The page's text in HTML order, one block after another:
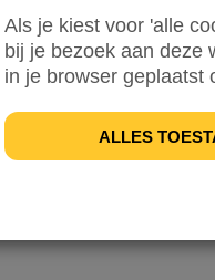
zijn onze
totaal€ 0,25afrekenen.
Als je kiest voor 'alle
bij je bezoek aan deze
in je browser geplaatst
ALLES